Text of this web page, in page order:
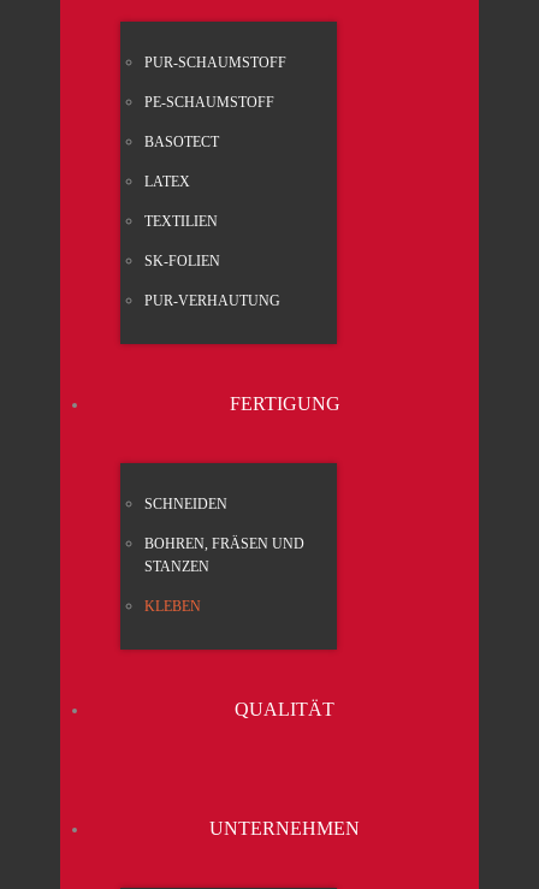
PUR-SCHAUM­STOFF
PE-SCHAUM­STOFF
BASO­TECT
LATEX
TEX­TI­LI­EN
SK-FOLI­EN
PUR-VER­HAU­TUNG
FER­TI­GUNG
SCHNEI­DEN
BOH­REN, FRÄ­SEN UND
STAN­ZEN
KLE­BEN
QUA­LI­TÄT
UNTER­NEH­MEN